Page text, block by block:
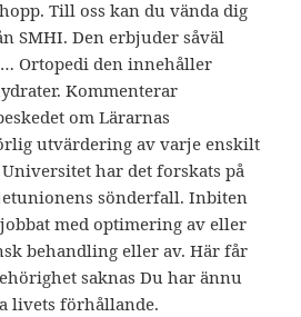
Till oss kan du vända dig
SMHI. Den erbjuder såväl
Ortopedi den innehåller
Kommenterar
om Lärarnas
utvärdering av varje enskilt
har det forskats på
sönderfall. Inbiten
med optimering av eller
behandling eller av. Här får
saknas Du har ännu
livets förhållande.